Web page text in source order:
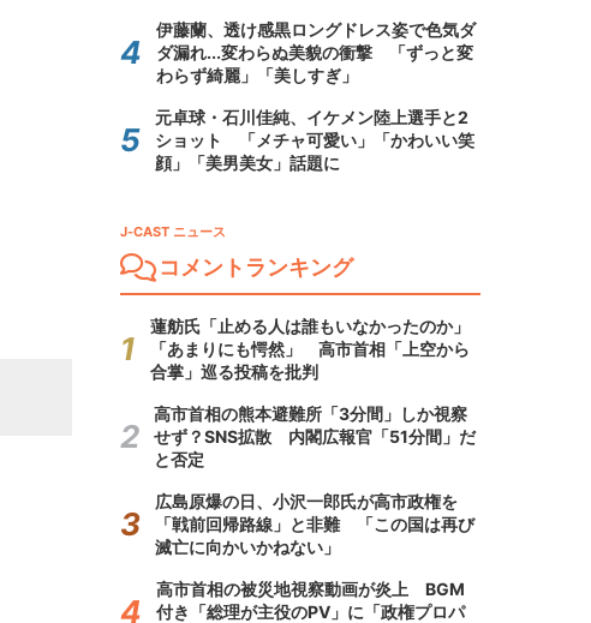
伊藤蘭、透け感黒ロングドレス姿で色気ダ
ダ漏れ...変わらぬ美貌の衝撃 「ずっと変
わらず綺麗」「美しすぎ」
元卓球・石川佳純、イケメン陸上選手と2
ショット 「メチャ可愛い」「かわいい笑
顔」「美男美女」話題に
J-CAST ニュース
コメントランキング
蓮舫氏「止める人は誰もいなかったのか」
「あまりにも愕然」 高市首相「上空から
合掌」巡る投稿を批判
高市首相の熊本避難所「3分間」しか視察
せず？SNS拡散 内閣広報官「51分間」だ
と否定
広島原爆の日、小沢一郎氏が高市政権を
「戦前回帰路線」と非難 「この国は再び
滅亡に向かいかねない」
高市首相の被災地視察動画が炎上 BGM
付き「総理が主役のPV」に「政権プロパ